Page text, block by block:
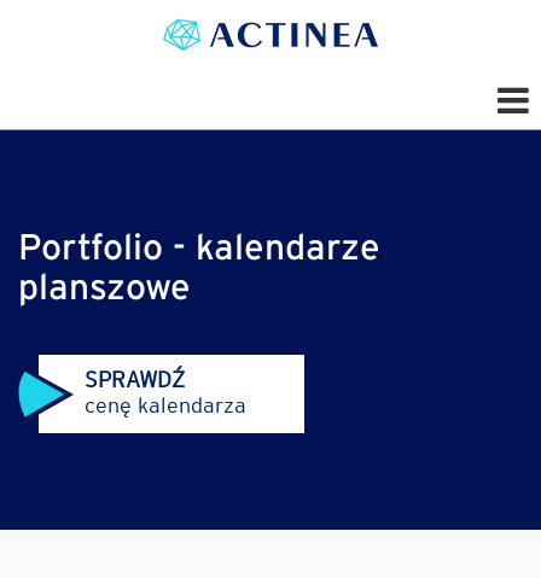
Portfolio - kalendarze
planszowe
SPRAWDŹ
cenę kalendarza